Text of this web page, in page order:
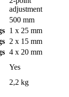
adjustment
500 mm
1 x 25 mm
2 x 15 mm
4 x 20 mm
Yes
2,2 kg